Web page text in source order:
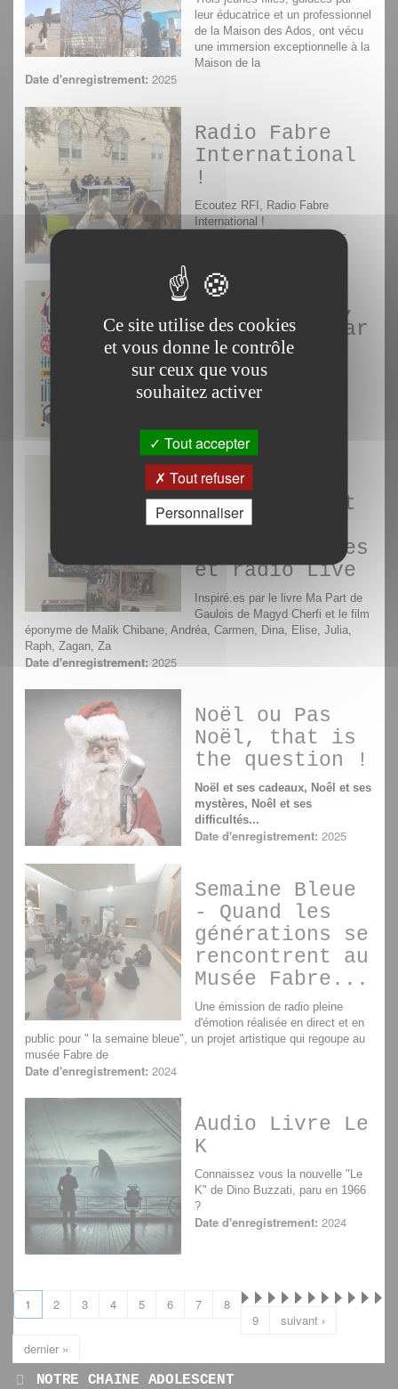
leur éducatrice et un professionnel
de la Maison des Ados, ont vécu
une immersion exceptionnelle à la
Maison de la
Date d'enregistrement: 2025
Radio Fabre
International
!
Ecoutez RFI, Radio Fabre
International !
2025
Pause ados 2,
l'actu vue par
les ados
La Pause Ados 2 !
Date d'enregistrement:
Nous avons
tous une part
de Magyd !
Boites sonores
et radio Live
Inspiré.es par le livre Ma Part de
Gaulois de Magyd Cherfi et le film
éponyme de Malik Chibane, Andréa, Carmen, Dina, Elise, Julia,
Raph, Zagan, Za
Date d'enregistrement: 2025
Noël ou Pas
Noël, that is
the question !
Noël et ses cadeaux, Noêl et ses
mystères, Noêl et ses
difficultés...
Date d'enregistrement: 2025
Semaine Bleue
- Quand les
générations se
rencontrent au
Musée Fabre...
Une émission de radio pleine
d'émotion réalisée en direct et en
public pour " la semaine bleue", un projet artistique qui regoupe au
musée Fabre de
Date d'enregistrement: 2024
Audio Livre Le
K
Connaissez vous la nouvelle "Le
K" de Dino Buzzati, paru en 1966
?
Date d'enregistrement: 2024
1 2 3 4 5 6 7
8
9
suivant ›
dernier »
NOTRE CHAINE ADOLESCENT
Ce site utilise des cookies
et vous donne le contrôle
sur ceux que vous
souhaitez activer
Tout accepter
Tout refuser
Personnaliser